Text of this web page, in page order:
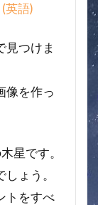
(英語)
見つけま
像を作っ
星です。
ょう。
トをすべ